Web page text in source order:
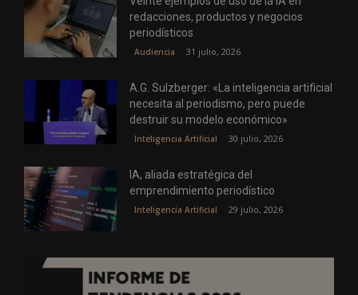
redacciones, productos y negocios
periodísticos
Audiencia 31 julio, 2026
A.G. Sulzberger: «La inteligencia artificial
necesita al periodismo, pero puede
destruir su modelo económico»
Inteligencia Artificial 30 julio, 2026
IA, aliada estratégica del
emprendimiento periodístico
Inteligencia Artificial 29 julio, 2026